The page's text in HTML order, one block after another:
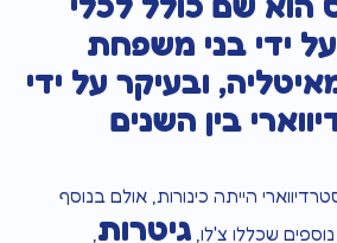
ידי בני משפחת
ובעיקר על ידי
בין השנים
הייתה כינורות, אולם בנוסף
נוספים שכללו צ'לו, גיטרות,